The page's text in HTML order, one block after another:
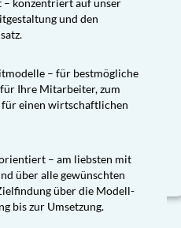
und
Personaleinsatz-
den Parteien
Versachlichung von
zum Umgang mit
Personaleinsatz-
den Parteien
und
Arbeitszeit-Themen
Beisitzer in
konzentriert auf unser
und den
– für bestmögliche
Ihre Mitarbeiter, zum
einen wirtschaftlichen
– am liebsten mit
über alle gewünschten
über die Modell-
bis zur Umsetzung.